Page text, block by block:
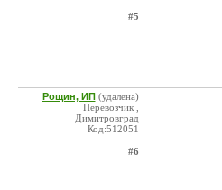
#5
Рощин, ИП (удалена)
Перевозчик ,
Димитровград
Код:512051
#6